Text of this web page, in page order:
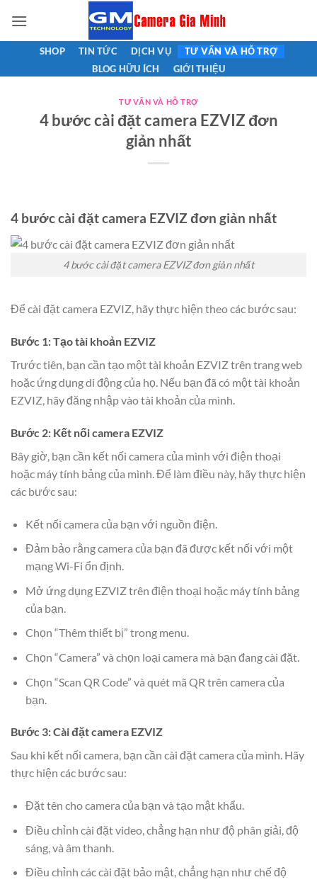
qua
nội
SHOP TIN TỨC DỊCH VỤ
TƯ VẤN VÀ HỖ TRỢ
BLOG HỮU ÍCH
GIỚI THIỆU
TƯ VẤN VÀ HỖ TRỢ
4 bước cài đặt camera EZVIZ đơn
giản nhất
4 bước cài đặt camera EZVIZ đơn giản nhất
4 bước cài đặt camera EZVIZ đơn giản nhất
Để cài đặt camera EZVIZ, hãy thực hiện theo các bước sau:
Bước 1: Tạo tài khoản EZVIZ
Trước tiên, bạn cần tạo một tài khoản EZVIZ trên trang web
hoặc ứng dụng di động của họ. Nếu bạn đã có một tài khoản
EZVIZ, hãy đăng nhập vào tài khoản của mình.
Bước 2: Kết nối camera EZVIZ
Bây giờ, bạn cần kết nối camera của mình với điện thoại
hoặc máy tính bảng của mình. Để làm điều này, hãy thực hiện
các bước sau:
Kết nối camera của bạn với nguồn điện.
Đảm bảo rằng camera của bạn đã được kết nối với một
mạng Wi-Fi ổn định.
Mở ứng dụng EZVIZ trên điện thoại hoặc máy tính bảng
của bạn.
Chọn “Thêm thiết bị” trong menu.
Chọn “Camera” và chọn loại camera mà bạn đang cài đặt.
Chọn “Scan QR Code” và quét mã QR trên camera của
bạn.
Bước 3: Cài đặt camera EZVIZ
Sau khi kết nối camera, bạn cần cài đặt camera của mình. Hãy
thực hiện các bước sau:
Đặt tên cho camera của bạn và tạo mật khẩu.
Điều chỉnh cài đặt video, chẳng hạn như độ phân giải, độ
sáng, và âm thanh.
Điều chỉnh các cài đặt bảo mật, chẳng hạn như chế độ